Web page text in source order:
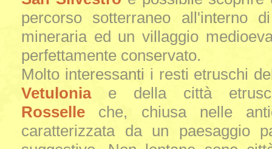
percorso sotterraneo all'interno
mineraria ed un villaggio
perfettamente conservato.
Molto interessanti i resti etruschi
Vetuloniae della città
Rosselle che, chiusa nelle
caratterizzata da un paesaggio